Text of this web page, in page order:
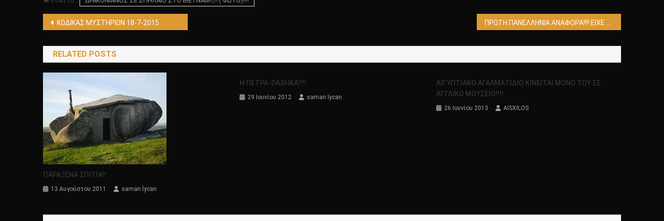
Πλοήγηση
άρθρων
ΚΩΔΙΚΑΣ ΜΥΣΤΗΡΙΩΝ 18-7-2015 ΠΡΩΤΗ ΠΑΝΕΛΛΗΝΙΑ ΑΝΑΦΟΡΑ!!!! ΕΙΧΕ ΚΑΤΑΡΡΙΨΕΙ Ο ΚΟΚΚΙΝΟΣ ΒΑΡΟΝΟΣ ΑΤΙΑ ΣΤΟΝ Α’ ΠΑΓΚΟΣΜΙΟ ΠΟΛΕΜΟ!!;!!
RELATED POSTS
ΠΑΡΑΞΕΝΑ ΣΠΙΤΙΑ!!
13 Αυγούστου 2011 saman lycan
Η ΠΕΤΡΑ-DΑSHKA!!!!
29 Ιουνίου 2012 saman lycan
ΑΙΓΥΠΤΙΑΚΟ ΑΓΑΛΜΑΤΙΔΙΟ ΚΙΝΕΙΤΑΙ ΜΟΝΟ ΤΟΥ ΣΕ
ΑΓΓΛΙΚΟ ΜΟΥΣΕΙΟ!!!!
26 Ιουνίου 2013 AISXILOS